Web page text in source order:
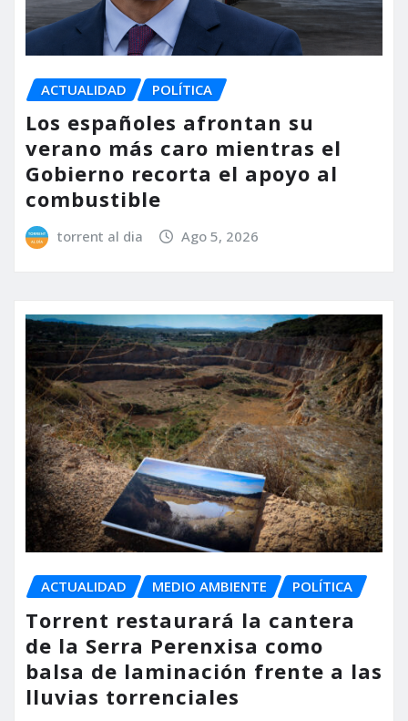
ACTUALIDAD POLÍTICA
Los españoles afrontan su
verano más caro mientras el
Gobierno recorta el apoyo al
combustible
torrent al dia Ago 5, 2026
ACTUALIDAD MEDIO AMBIENTE POLÍTICA
Torrent restaurará la cantera
de la Serra Perenxisa como
balsa de laminación frente a las
lluvias torrenciales